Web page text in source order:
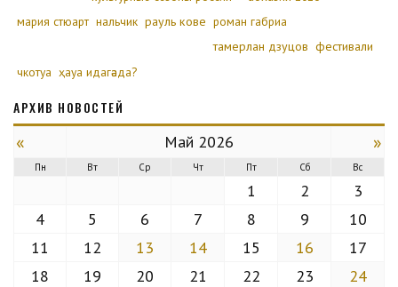
мария стюарт нальчик рауль кове роман габриа
тамерлан дзуцов фестивали
чкотуа ҳауа идагәада?
АРХИВ НОВОСТЕЙ
« Май 2026 »
Пн Вт Ср Чт Пт Сб Вс
1 2
3
4
5 6 7 8 9
10
11
12 13 14 15 16
17
18
19 20 21 22 23
24